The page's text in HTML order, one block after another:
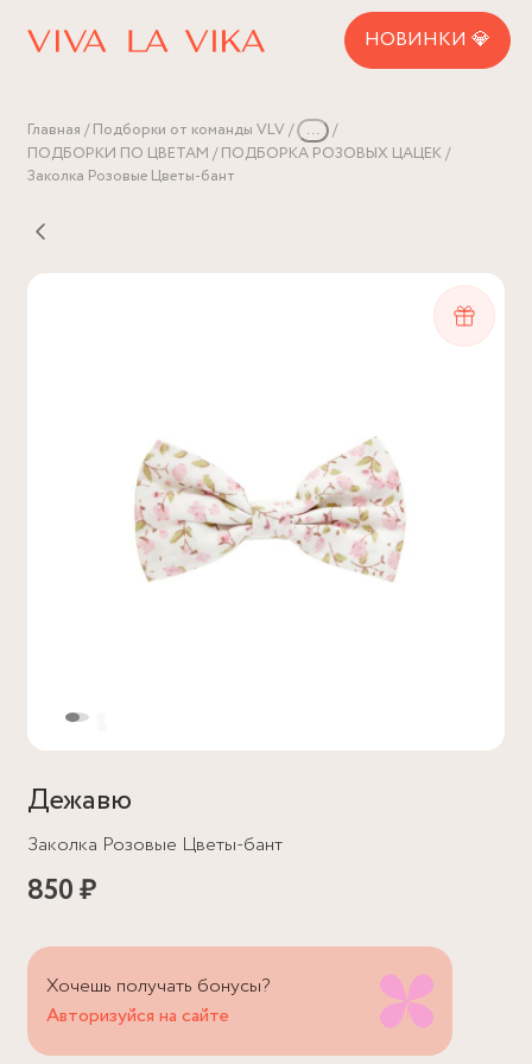
НОВИНКИ 💎
Главная Подборки от команды VLV
...
ПОДБОРКИ ПО ЦВЕТАМ
ПОДБОРКА РОЗОВЫХ ЦАЦЕК
Заколка Розовые Цветы-бант
Дежавю
Заколка Розовые Цветы-бант
850 ₽
Хочешь получать бонусы?
Авторизуйся на сайте